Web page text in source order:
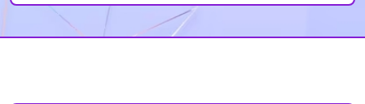
профессионализмом сотрудников. Спасибо
за вашу работу!